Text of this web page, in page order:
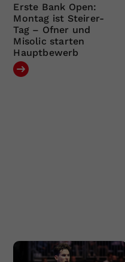
Erste Bank Open:
Montag ist Steirer-
Tag – Ofner und
Misolic starten
Hauptbewerb